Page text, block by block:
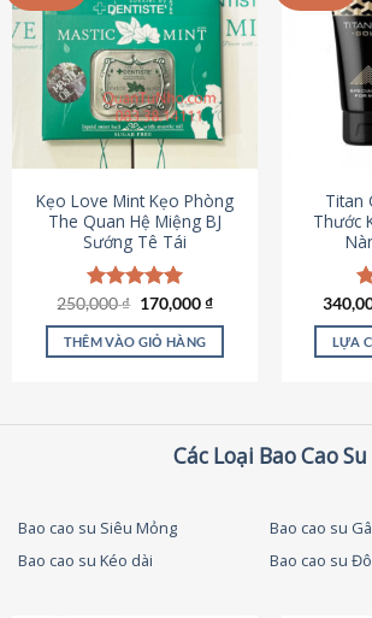
Kẹo Love Mint Kẹo Phòng
The Quan Hệ Miệng BJ
Sướng Tê Tái
Được xếp
hạng5.00
5 sao
250,000₫ Giá
là:
250,000 ₫.
170,000₫Giá
tại
THÊM VÀO GIỎ HÀNG
Titan
Thước
5
LỰA
Các Loại Bao Cao Su
Bao cao su Siêu Mỏng
Bao cao su
Bao cao su Kéo dài
Bao cao su